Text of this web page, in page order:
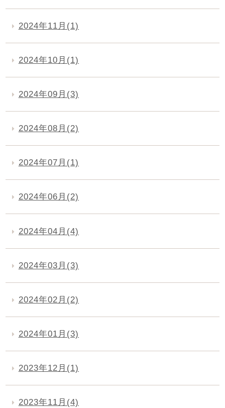
2024年11月(1)
2024年10月(1)
2024年09月(3)
2024年08月(2)
2024年07月(1)
2024年06月(2)
2024年04月(4)
2024年03月(3)
2024年02月(2)
2024年01月(3)
2023年12月(1)
2023年11月(4)